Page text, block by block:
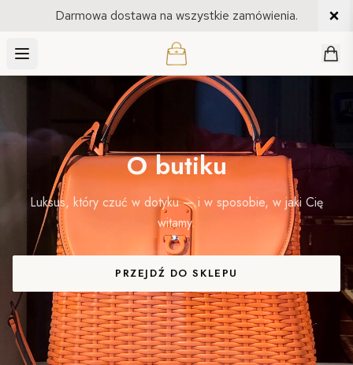
Darmowa dostawa na wszystkie zamówienia.
O butiku
Luksus, który czuć w dotyku — i w sposobie, w jaki Cię
witamy.
PRZEJDŹ DO SKLEPU